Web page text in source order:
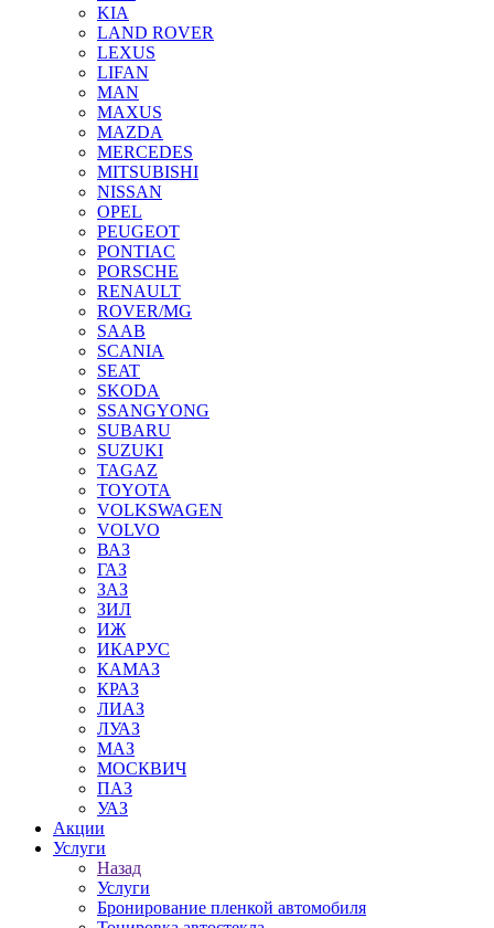
KIA
LAND ROVER
LEXUS
LIFAN
MAN
MAXUS
MAZDA
MERCEDES
MITSUBISHI
NISSAN
OPEL
PEUGEOT
PONTIAC
PORSCHE
RENAULT
ROVER/MG
SAAB
SCANIA
SEAT
SKODA
SSANGYONG
SUBARU
SUZUKI
TAGAZ
TOYOTA
VOLKSWAGEN
VOLVO
ВАЗ
ГАЗ
ЗАЗ
ЗИЛ
ИЖ
ИКАРУС
КАМАЗ
КРАЗ
ЛИАЗ
ЛУАЗ
МАЗ
МОСКВИЧ
ПАЗ
УАЗ
Акции
Услуги
Назад
Услуги
Бронирование пленкой автомобиля